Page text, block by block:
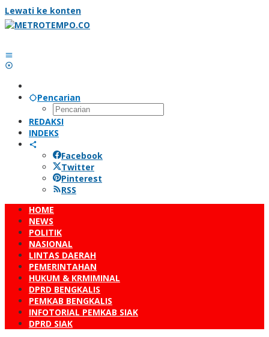
Lewati ke konten
Pencarian
REDAKSI
INDEKS
Facebook
Twitter
Pinterest
RSS
HOME
NEWS
POLITIK
NASIONAL
LINTAS DAERAH
PEMERINTAHAN
HUKUM & KRMIMINAL
DPRD BENGKALIS
PEMKAB BENGKALIS
INFOTORIAL PEMKAB SIAK
DPRD SIAK